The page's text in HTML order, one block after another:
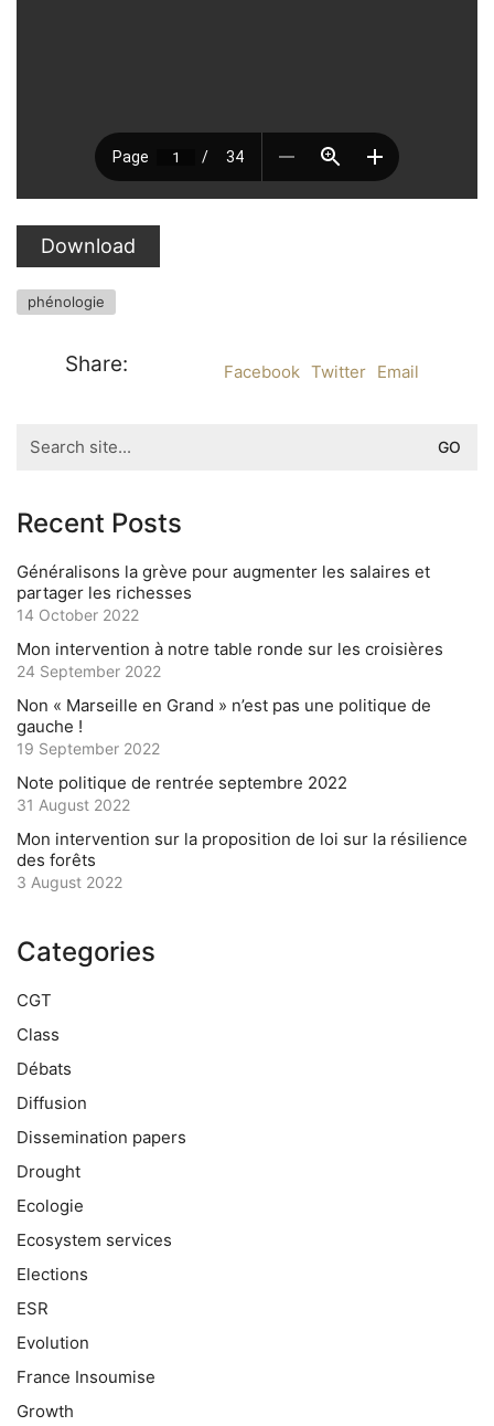
Download
phénologie
Share: Facebook Twitter Email
for:
Recent Posts
Généralisons la grève pour augmenter les salaires et
partager les richesses
14 October 2022
Mon intervention à notre table ronde sur les croisières
24 September 2022
Non « Marseille en Grand » n’est pas une politique de
gauche !
19 September 2022
Note politique de rentrée septembre 2022
31 August 2022
Mon intervention sur la proposition de loi sur la résilience
des forêts
3 August 2022
Categories
CGT
Class
Débats
Diffusion
Dissemination papers
Drought
Ecologie
Ecosystem services
Elections
ESR
Evolution
France Insoumise
Growth